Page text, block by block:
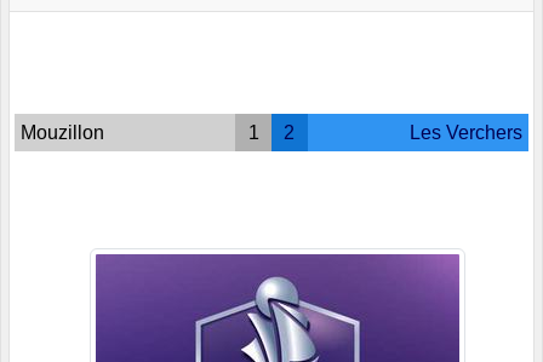
Mouzillon 1 2 Les Verchers